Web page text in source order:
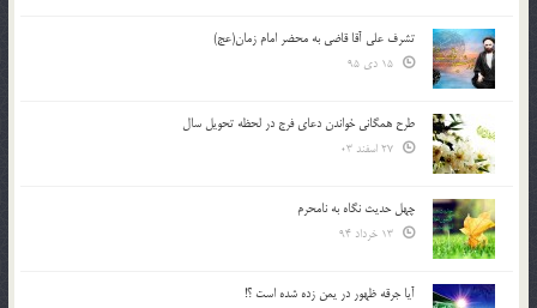
تشرف علي آقا قاضي به محضر امام زمان(عج)
طرح همگانی خواندن دعای فرج در لحظه تحویل سال
چهل حدیث نگاه به نامحرم
آیا جرقه ظهور در یمن زده شده است ؟!